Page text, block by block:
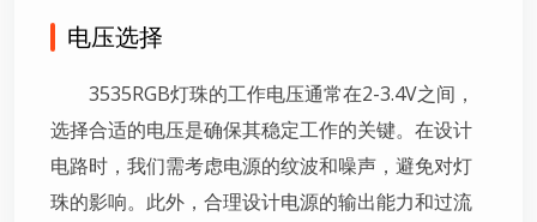
电压选择
3535RGB灯珠的工作电压通常在2-3.4V之间，
选择合适的电压是确保其稳定工作的关键。在设计
电路时，我们需考虑电源的纹波和噪声，避免对灯
珠的影响。此外，合理设计电源的输出能力和过流